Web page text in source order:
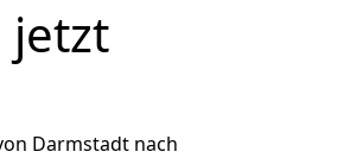
jetzt
Darmstadt nach